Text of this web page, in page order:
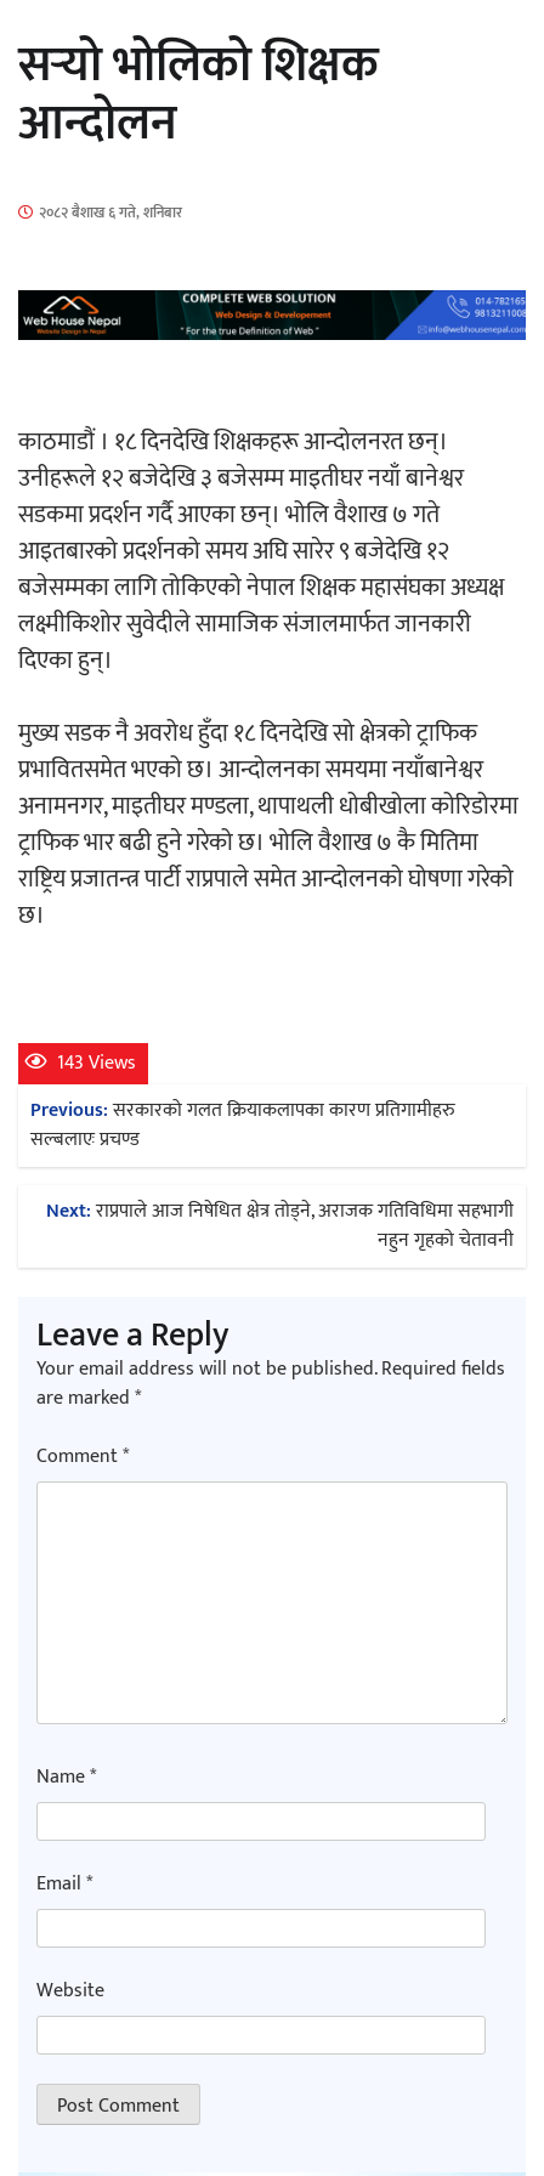
सार्वजनिक
नियन्त्रणमा
‘ईयुमा डट कम’ले बुधबारदेखि आफ्नो
औपचारिक सेवा सञ्चालनमा
हलमा छैन ‘गौँथली’को टिकट
मुक्तकसङ्ग्रह लोकार्पण
‘दुर्गा’ निर्माण गर्दै सम्राट
सर्‍यो भोलिको शिक्षक
आन्दोलन
२०८२ बैशाख ६ गते, शनिबार
काठमाडौं । १८ दिनदेखि शिक्षकहरू आन्दोलनरत छन्।
उनीहरूले १२ बजेदेखि ३ बजेसम्म माइतीघर नयाँ बानेश्वर
सडकमा प्रदर्शन गर्दै आएका छन्। भोलि वैशाख ७ गते
आइतबारको प्रदर्शनको समय अघि सारेर ९ बजेदेखि १२
बजेसम्मका लागि तोकिएको नेपाल शिक्षक महासंघका अध्यक्ष
लक्ष्मीकिशोर सुवेदीले सामाजिक संजालमार्फत जानकारी
दिएका हुन्।
मुख्य सडक नै अवरोध हुँदा १८ दिनदेखि सो क्षेत्रको ट्राफिक
प्रभावितसमेत भएको छ। आन्दोलनका समयमा नयाँबानेश्वर
अनामनगर, माइतीघर मण्डला, थापाथली धोबीखोला कोरिडोरमा
ट्राफिक भार बढी हुने गरेको छ। भोलि वैशाख ७ कै मितिमा
राष्ट्रिय प्रजातन्त्र पार्टी राप्रपाले समेत आन्दोलनको घोषणा गरेको
छ।
143 Views
Post
navigation
Previous:सरकारको गलत क्रियाकलापका कारण प्रतिगामीहरु
सल्बलाएः प्रचण्ड
Next:राप्रपाले आज निषेधित क्षेत्र तोड्ने, अराजक गतिविधिमा सहभागी
नहुन गृहको चेतावनी
Leave a Reply
Your email address will not be published.Required fields
are marked*
Comment*
Name*
Email*
Website